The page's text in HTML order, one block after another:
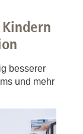
besserer
und mehr